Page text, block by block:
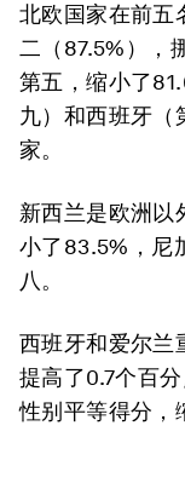
北欧国家在前五
二（87.5%），
第五，缩小了
九）和西班牙（
家。
新西兰是欧洲以
小了83.5%，尼
八。
西班牙和爱尔兰
提高了0.7个百
性别平等得分，